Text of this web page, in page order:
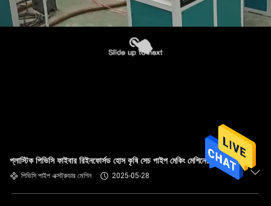
প্লাস্টিক পিভিসি ফাইবার রিইনফোর্সড হোস কৃষি সেচ পাইপ মেকিং মেশিনের দাম
পিভিসি পাইপ এক্সট্রুডার মেশিন 2025-05-28